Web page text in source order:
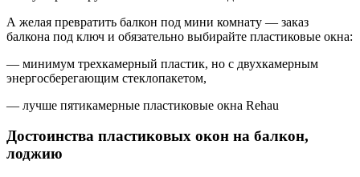
А желая превратить балкон под мини комнату — заказ
балкона под ключ и обязательно выбирайте пластиковые окна:
— минимум трехкамерный пластик, но с двухкамерным
энергосберегающим стеклопакетом,
— лучше пятикамерные пластиковые окна Rehau
Достоинства пластиковых окон на балкон,
лоджию